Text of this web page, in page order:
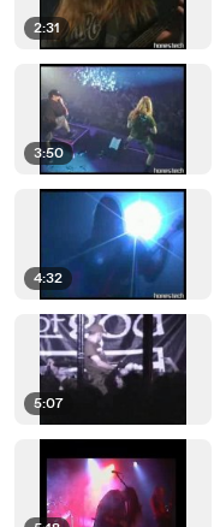
2:31
3:50
4:32
5:07